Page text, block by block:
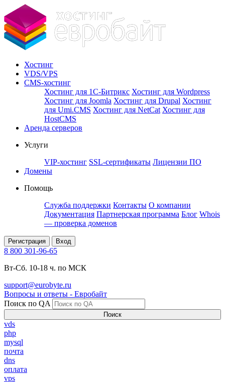
Хостинг
VDS/VPS
CMS-хостинг
Хостинг для 1С-Битрикс Хостинг для Wordpress
Хостинг для Joomla Хостинг для Drupal Хостинг
для Umi.CMS Хостинг для NetCat Хостинг для
HostCMS
Аренда серверов
Услуги
VIP-хостинг SSL-сертификаты Лицензии ПО
Домены
Помощь
Служба поддержки Контакты О компании
Документация Партнерская программа Блог Whois
— проверка доменов
Регистрация Вход
8 800 301-96-65
Вт-Сб. 10-18 ч. по МСК
support@eurobyte.ru
Вопросы и ответы - Евробайт
Поиск по QA
Поиск
vds
php
mysql
почта
dns
оплата
vps